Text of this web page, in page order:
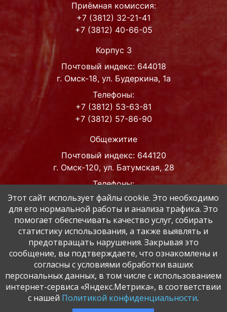
Приёмная комиссия:
+7 (3812) 32-21-41
+7 (3812) 40-66-05
Корпус 3
Почтовый индекс: 644018
г. Омск-18, ул. Будеркина, 1а
Телефоны:
+7 (3812) 53-63-81
+7 (3812) 57-86-90
Общежитие
Почтовый индекс: 644120
г. Омск-120, ул. Батумская, 28
Телефоны:
+7 (3812) 42-63-93
Адрес эл. почты
post@muzped.omskportal.ru
muzped@inbox.ru
Мы в соц. сетях
БПОУ ОО "Омский музыкально-педагогический
Этот сайт использует файлы cookie. Это необходимо
для его нормальной работы и анализа трафика. Это
помогает обеспечивать качество услуг, собирать
статистику использования, а также выявлять и
предотвращать нарушения. Закрывая это
сообщение, вы подтверждаете, что ознакомлены и
согласны с условиями обработки ваших
персональных данных, в том числе с использованием
интернет-сервиса «Яндекс.Метрика», в соответствии
с нашей Политикой конфиденциальности.